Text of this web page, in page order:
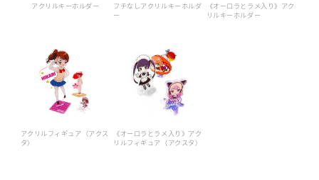
アクリルキーホルダー
フチなしアクリルキーホルダ
ー
《オーロラとラメ入り》アク
リルキーホルダー
アクリルフィギュア（アクス
タ）
《オーロラとラメ入り》アク
リルフィギュア（アクスタ）